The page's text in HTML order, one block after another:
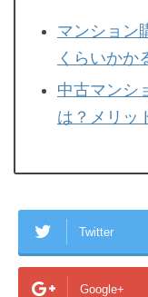
マンション
くらいかか
中古マンシ
は？メリッ
Twitter
Google+